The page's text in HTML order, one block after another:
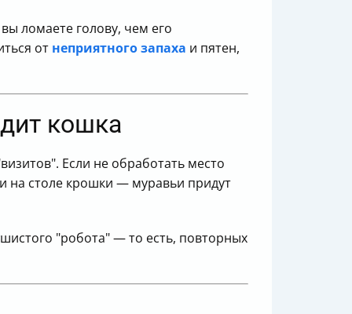
ломаете голову, чем его
от неприятного запаха и пятен,
кошка
Если не обработать место
на столе крошки — муравьи придут
"робота" — то есть, повторных